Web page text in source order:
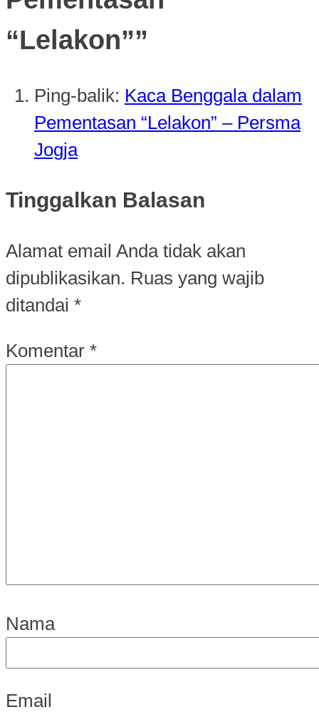
“Lelakon””
Ping-balik: Kaca Benggala dalam
Pementasan “Lelakon” – Persma
Jogja
Tinggalkan Balasan
Alamat email Anda tidak akan
dipublikasikan. Ruas yang wajib
ditandai *
Komentar *
Nama
Email